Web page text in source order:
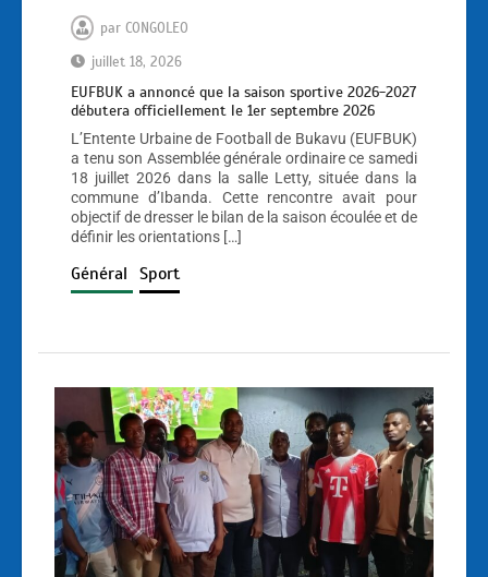
par CONGOLEO
juillet 18, 2026
EUFBUK a annoncé que la saison sportive 2026-2027
débutera officiellement le 1er septembre 2026
L’Entente Urbaine de Football de Bukavu (EUFBUK)
a tenu son Assemblée générale ordinaire ce samedi
18 juillet 2026 dans la salle Letty, située dans la
commune d’Ibanda. Cette rencontre avait pour
objectif de dresser le bilan de la saison écoulée et de
définir les orientations […]
Général Sport